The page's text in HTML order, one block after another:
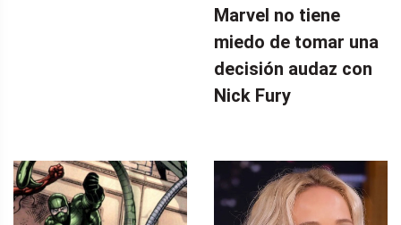
Marvel no tiene
miedo de tomar una
decisión audaz con
Nick Fury